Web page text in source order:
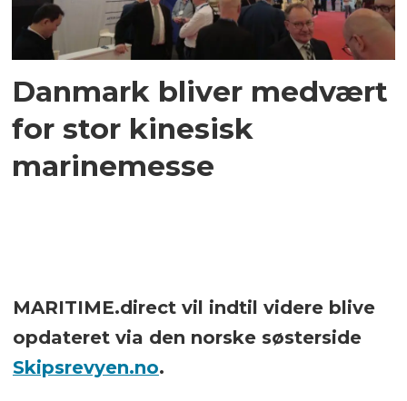
Danmark bliver medvært
for stor kinesisk
marinemesse
MARITIME.direct vil indtil videre blive
opdateret via den norske søsterside
Skipsrevyen.no.